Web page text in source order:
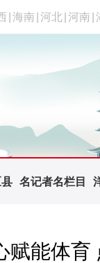
海南 河北 河南
县 名记者名栏目
赋能体育